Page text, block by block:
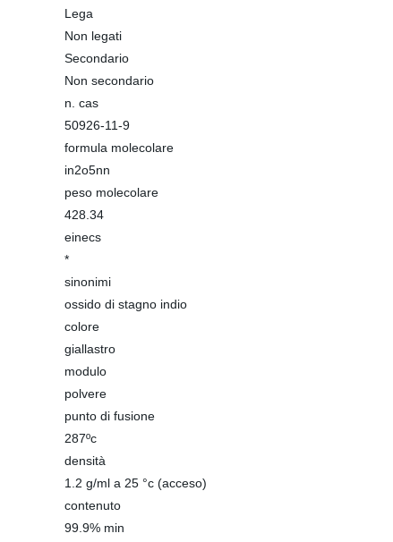
Lega
Non legati
Secondario
Non secondario
n. cas
50926-11-9
formula molecolare
in2o5nn
peso molecolare
428.34
einecs
*
sinonimi
ossido di stagno indio
colore
giallastro
modulo
polvere
punto di fusione
287ºc
densità
1.2 g/ml a 25 °c (acceso)
contenuto
99.9% min